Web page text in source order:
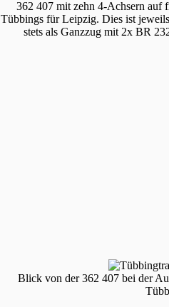
362 407 mit zehn 4-Achsern auf
Tübbings für Leipzig. Dies ist
stets als Ganzzug mit 2x BR
Blick von der 362 407 bei der